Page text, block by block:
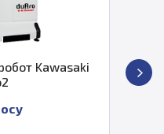
Kawasaki